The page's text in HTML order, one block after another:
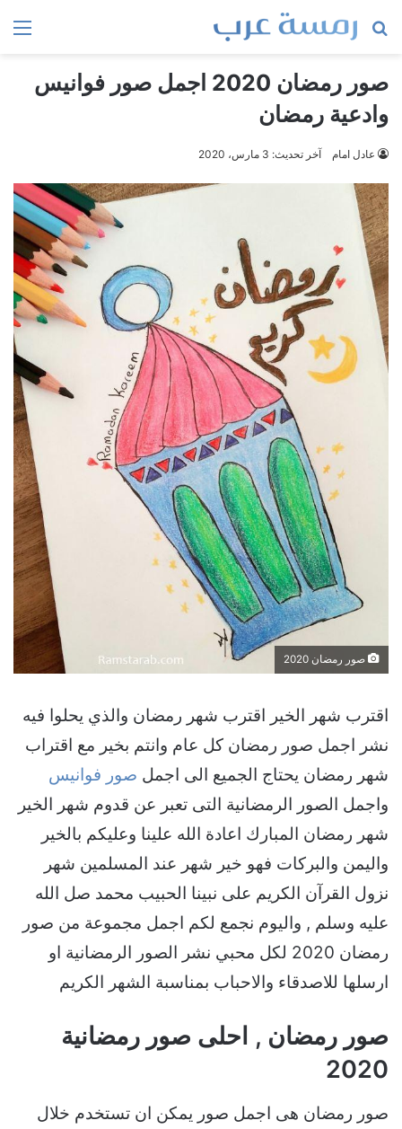
بحث
صور رمضان 2020 اجمل صور فوانيس
وادعية رمضان
عادل امام آخر تحديث: 3 مارس، 2020
صور رمضان 2020
اقترب شهر الخير اقترب شهر رمضان والذي يحلوا فيه
نشر اجمل صور رمضان كل عام وانتم بخير مع اقتراب
شهر رمضان يحتاج الجميع الى اجمل صور فوانيس
واجمل الصور الرمضانية التى تعبر عن قدوم شهر الخير
شهر رمضان المبارك اعادة الله علينا وعليكم بالخير
واليمن والبركات فهو خير شهر عند المسلمين شهر
نزول القرآن الكريم على نبينا الحبيب محمد صل الله
عليه وسلم , واليوم نجمع لكم اجمل مجموعة من صور
رمضان 2020 لكل محبي نشر الصور الرمضانية او
ارسلها للاصدقاء والاحباب بمناسبة الشهر الكريم
صور رمضان , احلى صور رمضانية
2020
صور رمضان هى اجمل صور يمكن ان تستخدم خلال